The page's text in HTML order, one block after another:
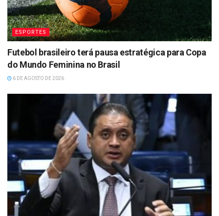
ESPORTES
Futebol brasileiro terá pausa estratégica para Copa
do Mundo Feminina no Brasil
6 DE AGOSTO DE 2026